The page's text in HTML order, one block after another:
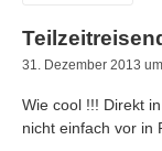
31. Dezember 2013
Wie cool !!! Direkt
nicht einfach vor in